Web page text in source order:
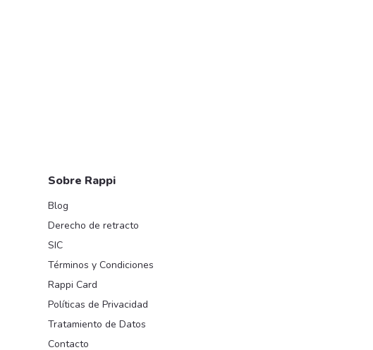
Sobre Rappi
Blog
Derecho de retracto
SIC
Términos y Condiciones
Rappi Card
Políticas de Privacidad
Tratamiento de Datos
Contacto